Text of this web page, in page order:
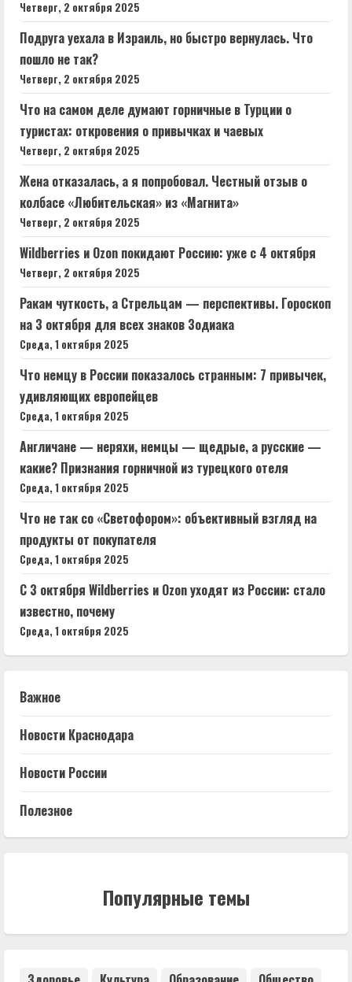
Четверг, 2 октября 2025
Подруга уехала в Израиль, но быстро вернулась. Что
пошло не так?
Четверг, 2 октября 2025
Что на самом деле думают горничные в Турции о
туристах: откровения о привычках и чаевых
Четверг, 2 октября 2025
Жена отказалась, а я попробовал. Честный отзыв о
колбасе «Любительская» из «Магнита»
Четверг, 2 октября 2025
Wildberries и Ozon покидают Россию: уже с 4 октября
Четверг, 2 октября 2025
Ракам чуткость, а Стрельцам — перспективы. Гороскоп
на 3 октября для всех знаков Зодиака
Среда, 1 октября 2025
Что немцу в России показалось странным: 7 привычек,
удивляющих европейцев
Среда, 1 октября 2025
Англичане — неряхи, немцы — щедрые, а русские —
какие? Признания горничной из турецкого отеля
Среда, 1 октября 2025
Что не так со «Светофором»: объективный взгляд на
продукты от покупателя
Среда, 1 октября 2025
С 3 октября Wildberries и Ozon уходят из России: стало
известно, почему
Среда, 1 октября 2025
Важное
Новости Краснодара
Новости России
Полезное
Популярные темы